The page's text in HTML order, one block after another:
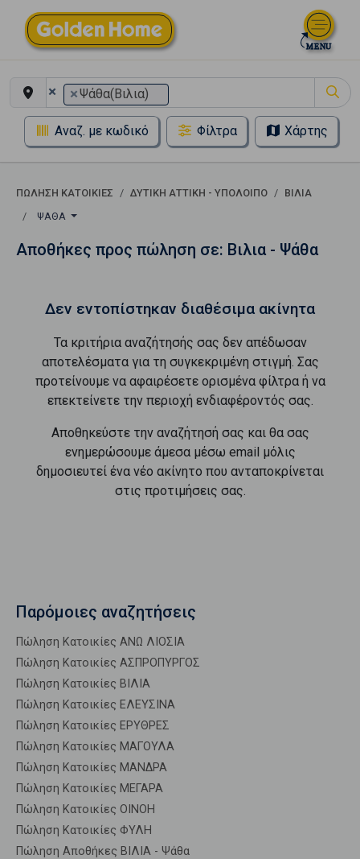
× ×Ψάθα(Βιλια)
Αναζ. με κωδικό Φίλτρα Χάρτης
ΠΏΛΗΣΗ ΚΑΤΟΙΚΊΕΣ ΔΥΤΙΚΗ ΑΤΤΙΚΗ - ΥΠΟΛΟΙΠΟ
ΒΙΛΙΑ
ΨΆΘΑ
Αποθήκες προς πώληση σε: Βιλια - Ψάθα
Δεν εντοπίστηκαν διαθέσιμα ακίνητα
Τα κριτήρια αναζήτησής σας δεν απέδωσαν
αποτελέσματα για τη συγκεκριμένη στιγμή. Σας
προτείνουμε να αφαιρέσετε ορισμένα φίλτρα ή να
επεκτείνετε την περιοχή ενδιαφέροντός σας.
Αποθηκεύστε την αναζήτησή σας και θα σας
ενημερώσουμε άμεσα μέσω email μόλις
δημοσιευτεί ένα νέο ακίνητο που ανταποκρίνεται
στις προτιμήσεις σας.
Παρόμοιες αναζητήσεις
Πώληση Κατοικίες ΑΝΩ ΛΙΟΣΙΑ
Πώληση Κατοικίες ΑΣΠΡΟΠΥΡΓΟΣ
Πώληση Κατοικίες ΒΙΛΙΑ
Πώληση Κατοικίες ΕΛΕΥΣΙΝΑ
Πώληση Κατοικίες ΕΡΥΘΡΕΣ
Πώληση Κατοικίες ΜΑΓΟΥΛΑ
Πώληση Κατοικίες ΜΑΝΔΡΑ
Πώληση Κατοικίες ΜΕΓΑΡΑ
Πώληση Κατοικίες ΟΙΝΟΗ
Πώληση Κατοικίες ΦΥΛΗ
Πώληση Αποθήκες ΒΙΛΙΑ - Ψάθα